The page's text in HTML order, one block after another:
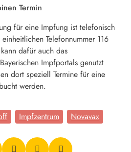
Termin
für eine Impfung ist telefonisch
Telefonnummer 116
dafür auch das
Impfportals genutzt
dort speziell Termine für eine
werden.
Impfzentrum Novavax